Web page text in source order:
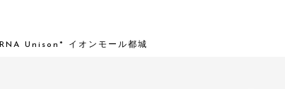
RNA Unison* イオンモール都城